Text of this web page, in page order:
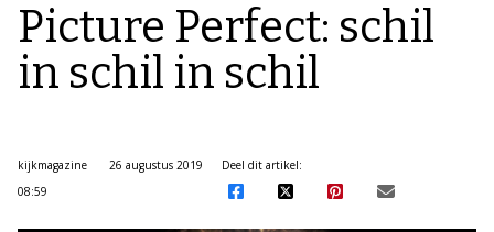
Picture Perfect: schil
in schil in schil
kijkmagazine
26 augustus 2019
08:59
Deel dit artikel: